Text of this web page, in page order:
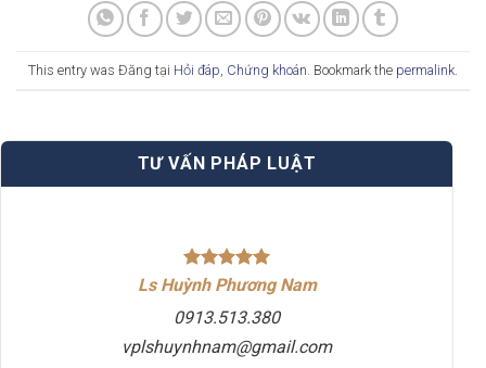
This entry was Đăng tại Hỏi đáp Chứng khoán . Bookmark the permalink
TƯ VẤN PHÁP LUẬT
Ls Huỳnh Phương Nam
0913.513.380
vplshuynhnam@gmail.com